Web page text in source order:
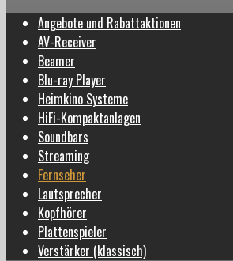
Angebote und Rabattaktionen
AV-Receiver
Beamer
Blu-ray Player
Heimkino Systeme
HiFi-Kompaktanlagen
Soundbars
Streaming
Fernseher
Lautsprecher
Kopfhörer
Plattenspieler
Verstärker (klassisch)